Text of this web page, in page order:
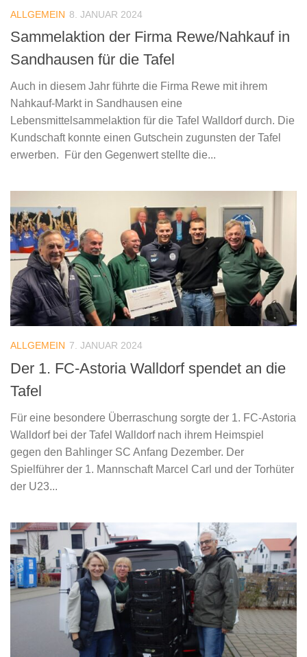
ALLGEMEIN 8. JANUAR 2024
Sammelaktion der Firma Rewe/Nahkauf in
Sandhausen für die Tafel
Auch in diesem Jahr führte die Firma Rewe mit ihrem
Nahkauf-Markt in Sandhausen eine
Lebensmittelsammelaktion für die Tafel Walldorf durch. Die
Kundschaft konnte einen Gutschein zugunsten der Tafel
erwerben. Für den Gegenwert stellte die...
ALLGEMEIN 7. JANUAR 2024
Der 1. FC-Astoria Walldorf spendet an die
Tafel
Für eine besondere Überraschung sorgte der 1. FC-Astoria
Walldorf bei der Tafel Walldorf nach ihrem Heimspiel
gegen den Bahlinger SC Anfang Dezember. Der
Spielführer der 1. Mannschaft Marcel Carl und der Torhüter
der U23...